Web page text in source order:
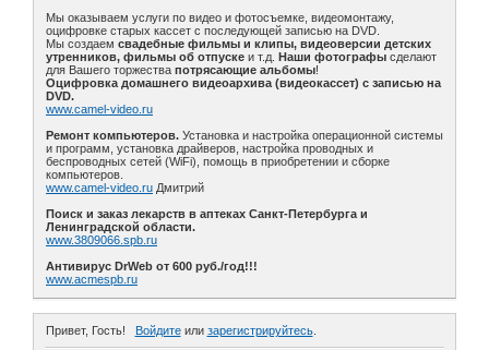
Мы оказываем услуги по видео и фотосъемке, видеомонтажу,
оцифровке старых кассет с последующей записью на DVD.
Мы создаем свадебные фильмы и клипы, видеоверсии детских
утренников, фильмы об отпуске и т.д. Наши фотографы сделают
для Вашего торжества потрясающие альбомы!
Оцифровка домашнего видеоархива (видеокассет) с записью на
DVD.
www.camel-video.ru
Ремонт компьютеров. Установка и настройка операционной системы
и программ, установка драйверов, настройка проводных и
беспроводных сетей (WiFi), помощь в приобретении и сборке
компьютеров.
www.camel-video.ru Дмитрий
Поиск и заказ лекарств в аптеках Санкт-Петербурга и
Ленинградской области.
www.3809066.spb.ru
Антивирус DrWeb от 600 руб./год!!!
www.acmespb.ru
Привет, Гость! Войдитеили зарегистрируйтесь.